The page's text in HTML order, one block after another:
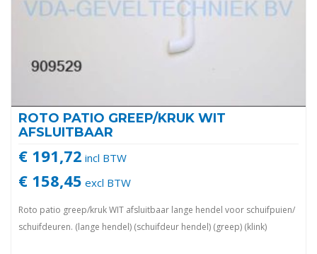
ROTO PATIO GREEP/KRUK WIT
AFSLUITBAAR
€ 191,72 incl BTW
€ 158,45 excl BTW
Roto patio greep/kruk WIT afsluitbaar lange hendel voor schuifpuien/
schuifdeuren. (lange hendel) (schuifdeur hendel) (greep) (klink)